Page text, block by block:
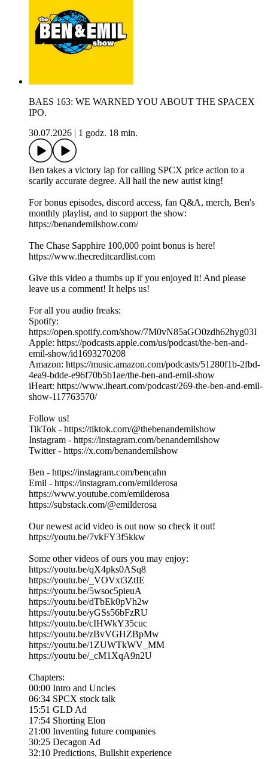
BAES 163: WE WARNED YOU ABOUT THE SPACEX
IPO.
30.07.2026
1 godz. 18 min.
Ben takes a victory lap for calling SPCX price action to a
scarily accurate degree. All hail the new autist king!
For bonus episodes, discord access, fan Q&A, merch, Ben's
monthly playlist, and to support the show:
https://benandemilshow.com/
The Chase Sapphire 100,000 point bonus is here!
https://www.thecreditcardlist.com
Give this video a thumbs up if you enjoyed it! And please
leave us a comment! It helps us!
For all you audio freaks:
Spotify:
https://open.spotify.com/show/7M0vN85aGO0zdh62hyg03I
Apple: https://podcasts.apple.com/us/podcast/the-ben-and-
emil-show/id1693270208
Amazon: https://music.amazon.com/podcasts/51280f1b-2fbd-
4ea9-bdde-e96f70b5b1ae/the-ben-and-emil-show
iHeart: https://www.iheart.com/podcast/269-the-ben-and-emil-
show-117763570/
Follow us!
TikTok - https://tiktok.com/@thebenandemilshow
Instagram - https://instagram.com/benandemilshow
Twitter - https://x.com/benandemilshow
Ben - https://instagram.com/bencahn
Emil - https://instagram.com/emilderosa
https://www.youtube.com/emilderosa
https://substack.com/@emilderosa
Our newest acid video is out now so check it out!
https://youtu.be/7vkFY3f5kkw
Some other videos of ours you may enjoy:
https://youtu.be/qX4pks0ASq8
https://youtu.be/_VOVxt3ZtIE
https://youtu.be/5wsoc5pieuA
https://youtu.be/dTbEk0pVh2w
https://youtu.be/yGSs56bFzRU
https://youtu.be/cIHWkY35cuc
https://youtu.be/zBvVGHZBpMw
https://youtu.be/1ZUWTkWV_MM
https://youtu.be/_cM1XqA9n2U
Chapters:
00:00 Intro and Uncles
06:34 SPCX stock talk
15:51 GLD Ad
17:54 Shorting Elon
21:00 Inventing future companies
30:25 Decagon Ad
32:10 Predictions, Bullshit experience